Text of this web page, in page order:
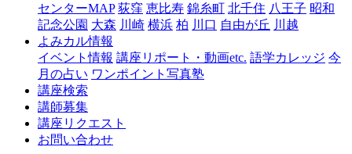
センターMAP 荻窪 恵比寿 錦糸町 北千住 八王子 昭和
記念公園 大森 川崎 横浜 柏 川口 自由が丘 川越
よみカル情報
イベント情報 講座リポート・動画etc. 語学カレッジ 今
月の占い ワンポイント写真塾
講座検索
講師募集
講座リクエスト
お問い合わせ